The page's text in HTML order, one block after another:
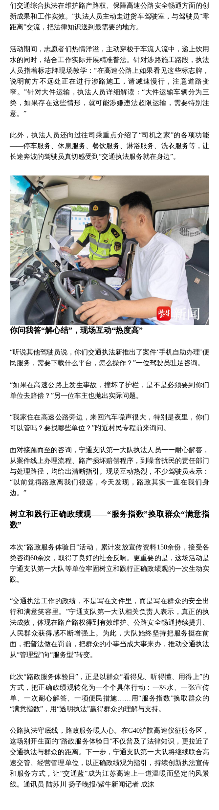
们交通综合执法在维护路产路权、保障高速公路安全畅通方面的创
新成果和工作实效。”执法人员主动走进货车驾驶室，与驾驶员“零
距离”交流，把法律知识送到最需要的地方。
活动期间，志愿者们热情洋溢，主动穿梭于车流人流中，递上饮用
水的同时，结合工作实际开展精准普法。针对涉路施工路段，执法
人员指着标志牌现场教学：“在高速公路上如果看见这些标志牌，
说明前方不远处正在进行涉路施工，请减速慢行，注意道路变
窄。”针对大件运输，执法人员详细解读：“大件运输车辆分为三
类，如果存在这些情形，就可能涉嫌违法超限运输，需要特别注
意。”
此外，执法人员还向过往司乘重点介绍了“司机之家”的各项功能
——停车服务、休息服务、餐饮服务、淋浴服务、洗衣服务等，让
长途奔波的驾驶员真切感受到“交通执法服务就在身边”。
你问我答“解心结”，现场互动“热度高”
“听说其他驾驶员说，你们交通执法新推出了案件‘手机自助办理’便
民服务，需要下载什么平台，怎么操作？”一位驾驶员驻足咨询。
“如果在高速公路上发生事故，撞坏了护栏，是不是必须要到你们
单位去赔偿？”另一位车主也抛出实际问题。
“我家住在高速公路旁边，来回汽车噪声很大，特别是夜里，你们
可以管吗？要找哪些单位？”附近村民专程前来询问。
面对接踵而至的咨询，宁通支队第一大队执法人员一一耐心解答，
从案件线上办理流程、路产损坏赔偿程序，到噪音扰民的责任部门
与处理路径，均给出清晰指引。现场互动热烈，不少驾驶员表示：
“以前觉得路政离我们很远，今天发现，路政其实一直在我们身
边。”
树立和践行正确政绩观——“服务指数”换取群众“满意指
数”
本次“路政服务体验日”活动，累计发放宣传资料150余份，接受各
类咨询60余次，取得了良好的社会反响。更重要的是，这场活动是
宁通支队第一大队等单位牢固树立和践行正确政绩观的一次生动实
践。
“交通执法工作的政绩，不是写在文件里，而是写在群众的安全出
行和满意笑容里。”宁通支队第一大队相关负责人表示，真正的执
法成效，体现在路产路权得到有效维护、公路安全畅通持续提升、
人民群众获得感不断增强上。为此，大队始终坚持把服务挺在前
面，把普法做在罚前，把群众的小事当成大事来办，推动交通执法
从“管理型”向“服务型”转变。
此次“路政服务体验日”，正是以群众“看得见、听得懂、用得上”的
方式，把正确政绩观转化为一个个具体行动：一杯水、一张宣传
单、一次耐心解答、一项便民措施……用“服务指数”换取群众的
“满意指数”，用“透明执法”赢得群众的理解与支持。
公路执法守底线，路政服务暖人心。在G40沪陕高速仪征服务区，
这场别开生面的“路政服务体验日”不仅普及了法律知识，更拉近了
交通执法与群众的距离。下一步，宁通支队第一大队将继续联合高
速交管、经营管理单位，以正确政绩观为指引，持续创新执法宣传
和服务方式，让“交通蓝”成为江苏高速上一道温暖而坚定的风景
线。通讯员 陆苏川 扬子晚报/紫牛新闻记者 成沫